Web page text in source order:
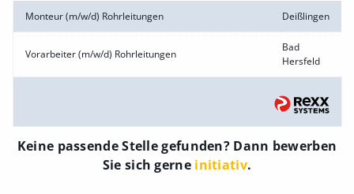
Monteur (m/w/d) Rohrleitungen Deißlingen
Vorarbeiter (m/w/d) Rohrleitungen
Bad
Hersfeld
Keine passende Stelle gefunden? Dann bewerben
Sie sich gerne initiativ.